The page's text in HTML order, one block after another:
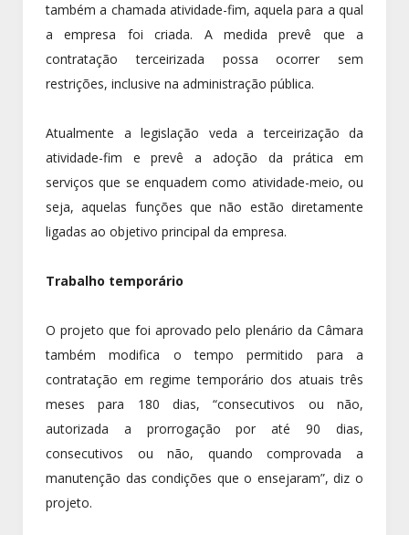
também a chamada atividade-fim, aquela para a qual
a empresa foi criada. A medida prevê que a
contratação terceirizada possa ocorrer sem
restrições, inclusive na administração pública.
Atualmente a legislação veda a terceirização da
atividade-fim e prevê a adoção da prática em
serviços que se enquadem como atividade-meio, ou
seja, aquelas funções que não estão diretamente
ligadas ao objetivo principal da empresa.
Trabalho temporário
O projeto que foi aprovado pelo plenário da Câmara
também modifica o tempo permitido para a
contratação em regime temporário dos atuais três
meses para 180 dias, “consecutivos ou não,
autorizada a prorrogação por até 90 dias,
consecutivos ou não, quando comprovada a
manutenção das condições que o ensejaram”, diz o
projeto.